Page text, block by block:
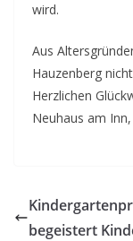
wird.
Aus
Hauzenberg
Herzlichen
Neuhaus am
begeistert